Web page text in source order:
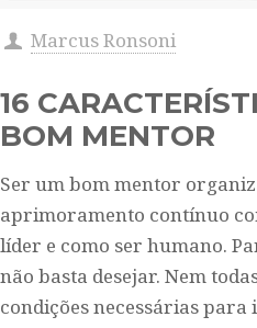
Marcus Ronsoni
16
BOM MENTOR
Ser um bom mentor
aprimoramento contínuo
líder e como ser humano.
não basta desejar. Nem
condições necessárias para